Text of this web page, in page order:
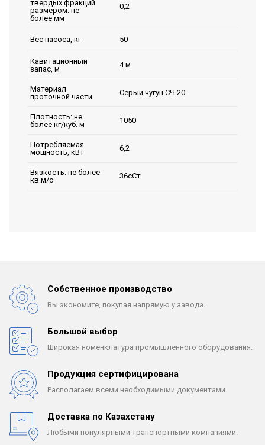
твердых фракций
размером: не
более мм
0,2
Вес насоса, кг 50
Кавитационный
запас, м
4 м
Материал
проточной части
Серый чугун СЧ 20
Плотность: не
более кг/куб. м
1050
Потребляемая
мощность, кВт
6,2
Вязкость: не более
кв.м/с
36сСт
Собственное производство
Вы экономите, покупая напрямую у завода.
Большой выбор
Широкая номенклатура промышленного оборудования.
Продукция сертифицирована
Располагаем всеми необходимыми документами.
Доставка по Казахстану
Любыми популярными транспортными компаниями.